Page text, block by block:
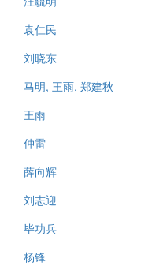
袁仁民
刘晓东
马明, 王雨, 郑建秋
王雨
仲雷
薛向辉
刘志迎
毕功兵
杨锋